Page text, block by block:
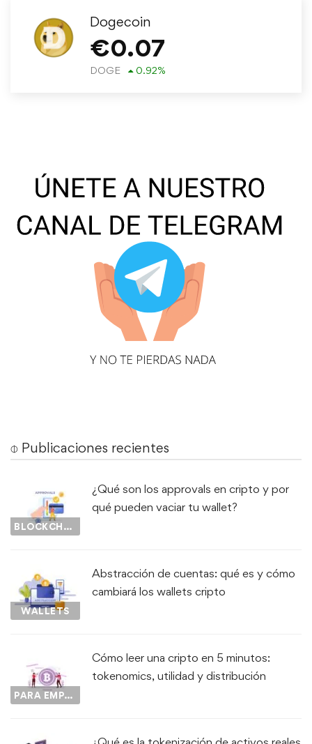
Dogecoin
€0.07
DOGE 0.92%
⌽ Publicaciones recientes
BLOCKCHAIN
¿Qué son los approvals en cripto y por
qué pueden vaciar tu wallet?
WALLETS
Abstracción de cuentas: qué es y cómo
cambiará los wallets cripto
PARA EMPEZAR...
Cómo leer una cripto en 5 minutos:
tokenomics, utilidad y distribución